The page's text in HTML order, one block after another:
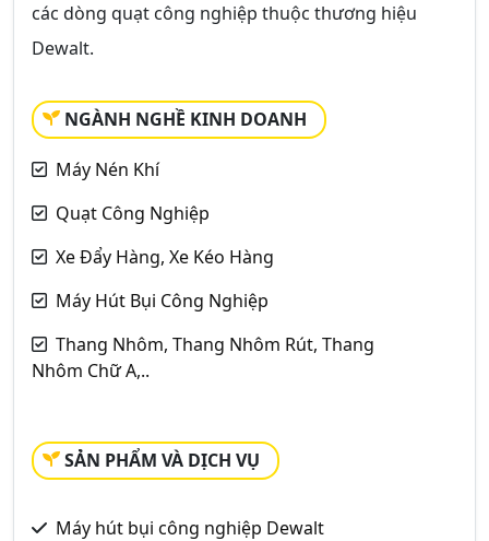
các dòng quạt công nghiệp thuộc thương hiệu
Dewalt.
NGÀNH NGHỀ KINH DOANH
Máy Nén Khí
Quạt Công Nghiệp
Xe Đẩy Hàng, Xe Kéo Hàng
Máy Hút Bụi Công Nghiệp
Thang Nhôm, Thang Nhôm Rút, Thang
Nhôm Chữ A,..
SẢN PHẨM VÀ DỊCH VỤ
Máy hút bụi công nghiệp Dewalt